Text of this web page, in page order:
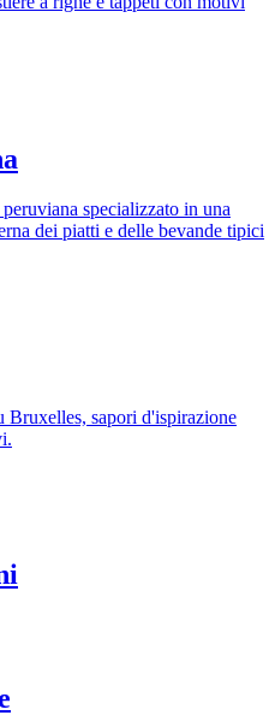
specializzato in una
dei piatti e delle bevande tipici
Bruxelles, sapori d'ispirazione